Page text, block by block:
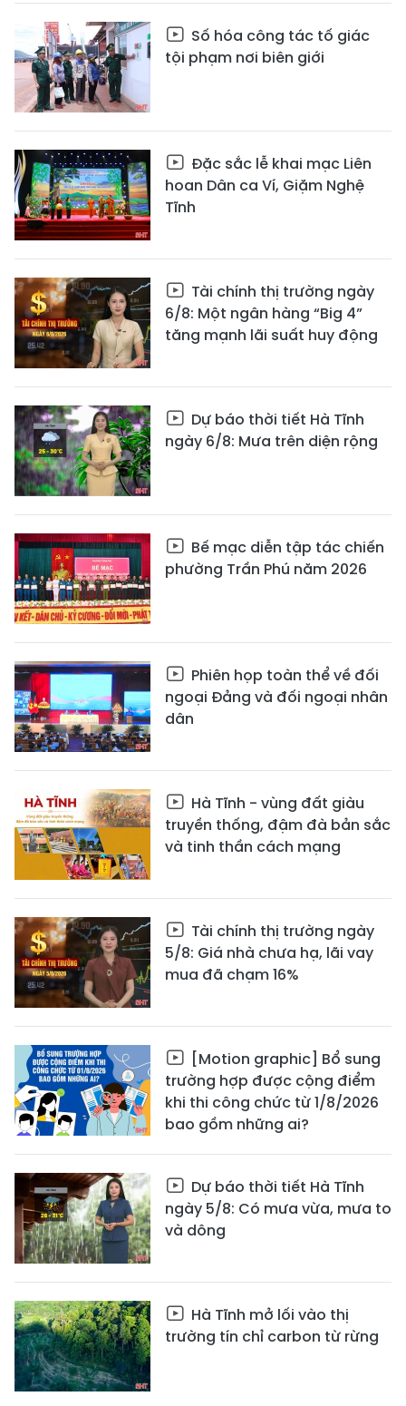
Số hóa công tác tố giác
tội phạm nơi biên giới
Đặc sắc lễ khai mạc Liên
hoan Dân ca Ví, Giặm Nghệ
Tĩnh
Tài chính thị trường ngày
6/8: Một ngân hàng “Big 4”
tăng mạnh lãi suất huy động
Dự báo thời tiết Hà Tĩnh
ngày 6/8: Mưa trên diện rộng
Bế mạc diễn tập tác chiến
phường Trần Phú năm 2026
Phiên họp toàn thể về đối
ngoại Đảng và đối ngoại nhân
dân
Hà Tĩnh - vùng đất giàu
truyền thống, đậm đà bản sắc
và tinh thần cách mạng
Tài chính thị trường ngày
5/8: Giá nhà chưa hạ, lãi vay
mua đã chạm 16%
[Motion graphic] Bổ sung
trường hợp được cộng điểm
khi thi công chức từ 1/8/2026
bao gồm những ai?
Dự báo thời tiết Hà Tĩnh
ngày 5/8: Có mưa vừa, mưa to
và dông
Hà Tĩnh mở lối vào thị
trường tín chỉ carbon từ rừng